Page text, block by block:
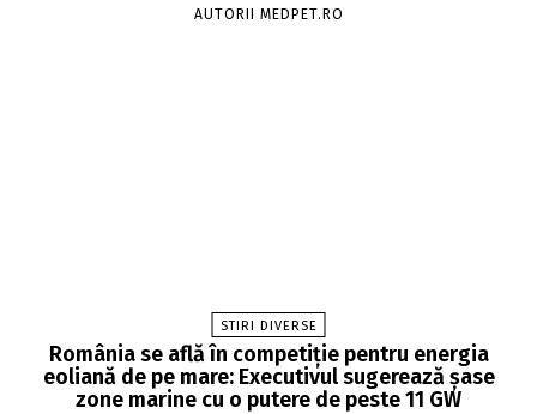
AUTORII MEDPET.RO
STIRI DIVERSE
România se află în competiție pentru energia
eoliană de pe mare: Executivul sugerează șase
zone marine cu o putere de peste 11 GW